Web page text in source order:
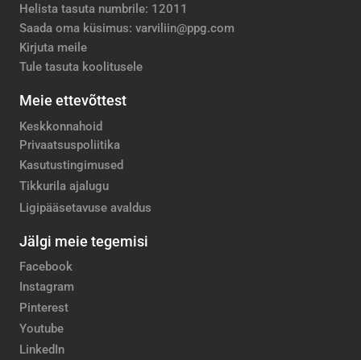
Helista tasuta numbrile: 12011
Saada oma küsimus: varviliin@ppg.com
Kirjuta meile
Tule tasuta koolitusele
Meie ettevõttest
Keskkonnahoid
Privaatsuspoliitika
Kasutustingimused
Tikkurila ajalugu
Ligipääsetavuse avaldus
Jälgi meie tegemisi
Facebook
Instagram
Pinterest
Youtube
LinkedIn